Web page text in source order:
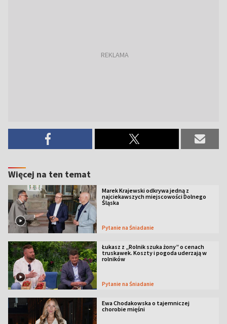
Więcej na ten temat
Marek Krajewski odkrywa jedną z
najciekawszych miejscowości Dolnego
Śląska
Pytanie na Śniadanie
Łukasz z „Rolnik szuka żony” o cenach
truskawek. Koszty i pogoda uderzają w
rolników
Pytanie na Śniadanie
Ewa Chodakowska o tajemniczej
chorobie mięśni